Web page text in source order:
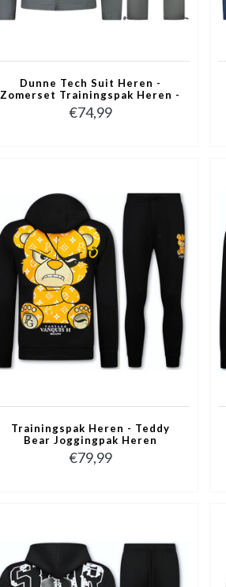
Dunne Tech Suit Heren -
Zomerset Trainingspak Heren -
Huispak Heren -1050 - Grijs
€74,99
Trainingspak Heren - Teddy
Bear Joggingpak Heren
Volwassenen - Huispak Heren -
6052- Zwart/Geel
€79,99